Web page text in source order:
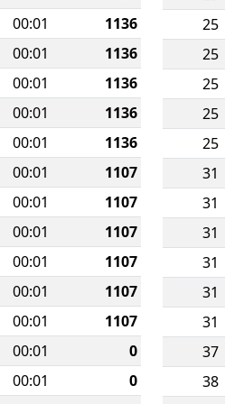
00:01
1136
00:01
1136
00:01
1136
00:01
1136
00:01
1136
00:01
1107
00:01
1107
00:01
1107
00:01
1107
00:01
1107
00:01
1107
00:01
0
00:01
0
25
25
25
25
25
31
31
31
31
31
31
37
38